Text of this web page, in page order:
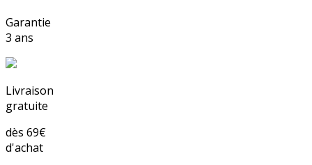
Garantie
3 ans
Livraison
gratuite
dès 69€
d'achat